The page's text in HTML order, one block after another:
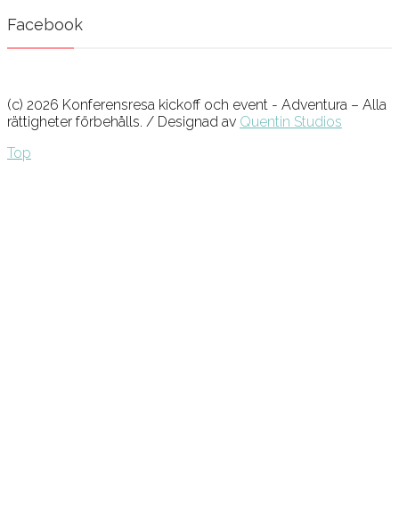
Facebook
(c) 2026 Konferensresa kickoff och event - Adventura – Alla
rättigheter förbehålls. / Designad av Quentin Studios
Top